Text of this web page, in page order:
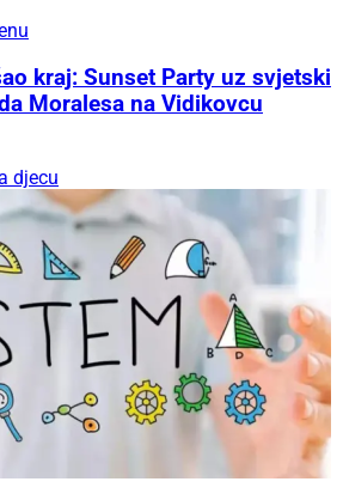
kraj: Sunset Party uz svjetski
Moralesa na Vidikovcu
djecu